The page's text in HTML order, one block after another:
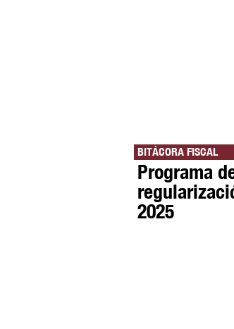
BITÁCORA FISCAL
Programa
2025